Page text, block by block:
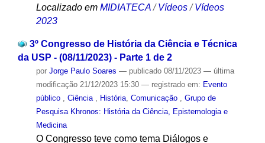
Localizado em MIDIATECA /Vídeos /Vídeos
2023
3º Congresso de História da Ciência e Técnica
da USP - (08/11/2023) - Parte 1 de 2
por Jorge Paulo Soares — publicado08/11/2023 — última
modificação21/12/2023 15:30 — registrado em: Evento
público
Ciência História, Comunicação
Grupo de
Pesquisa Khronos: História da Ciência, Epistemologia e
Medicina
O Congresso teve como tema Diálogos e